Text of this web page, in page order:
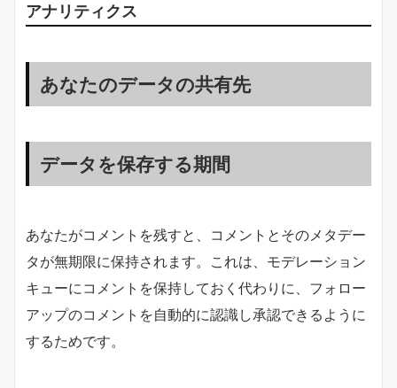
アナリティクス
あなたのデータの共有先
データを保存する期間
あなたがコメントを残すと、コメントとそのメタデー
タが無期限に保持されます。これは、モデレーション
キューにコメントを保持しておく代わりに、フォロー
アップのコメントを自動的に認識し承認できるように
するためです。